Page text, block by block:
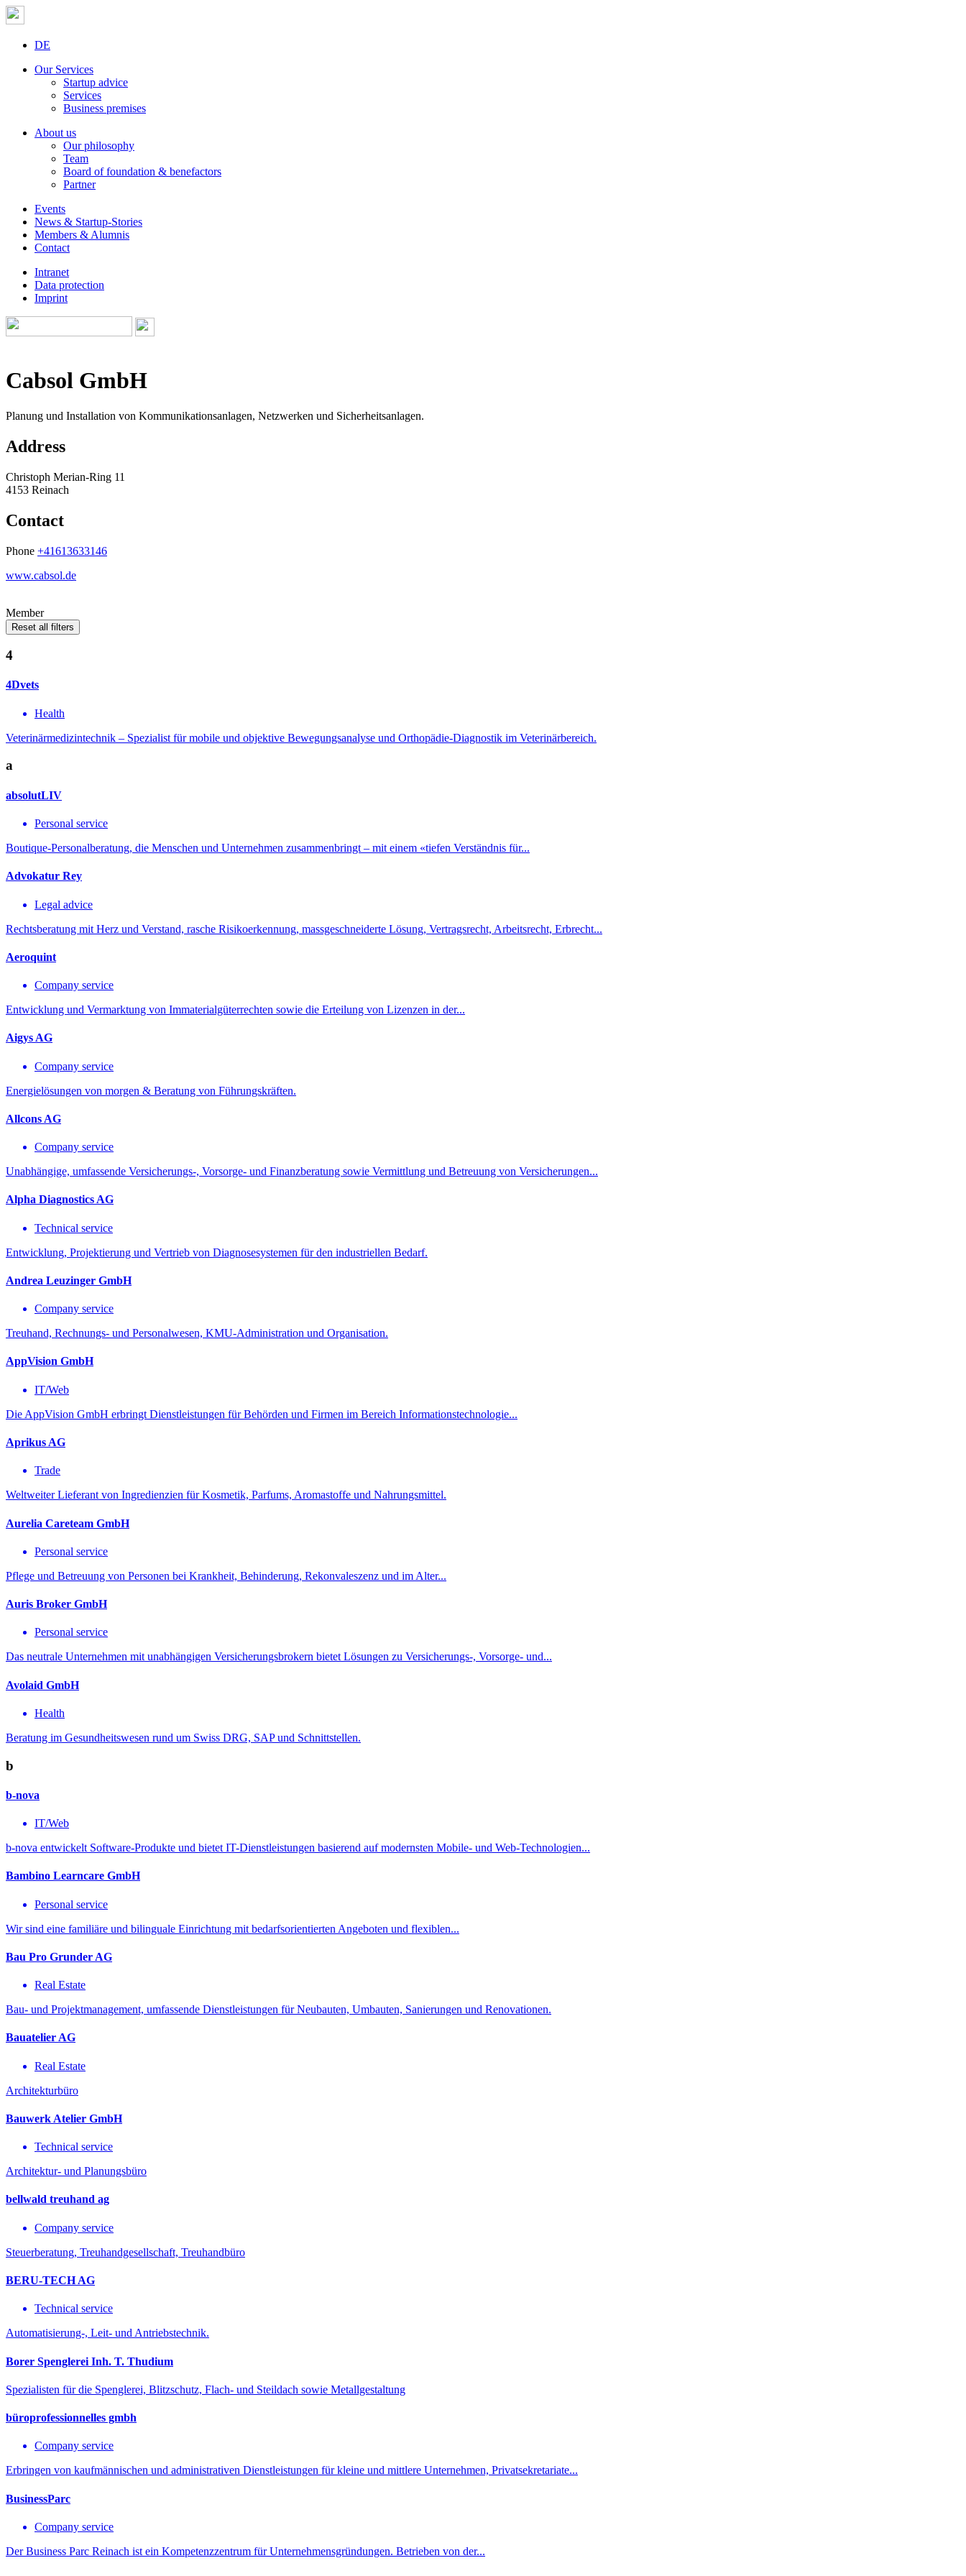
DE
Our Services
Startup advice
Services
Business premises
About us
Our philosophy
Team
Board of foundation & benefactors
Partner
Events
News & Startup-Stories
Members & Alumnis
Contact
Intranet
Data protection
Imprint
Cabsol GmbH
Planung und Installation von Kommunikationsanlagen, Netzwerken und Sicherheitsanlagen.
Address
Christoph Merian-Ring 11
4153 Reinach
Contact
Phone +41613633146
www.cabsol.de
Member
Reset all filters
4
4Dvets
Health
Veterinärmedizintechnik – Spezialist für mobile und objektive Bewegungsanalyse und Orthopädie-Diagnostik im Veterinärbereich.
a
absolutLIV
Personal service
Boutique-Personalberatung, die Menschen und Unternehmen zusammenbringt – mit einem «tiefen Verständnis für...
Advokatur Rey
Legal advice
Rechtsberatung mit Herz und Verstand, rasche Risikoerkennung, massgeschneiderte Lösung, Vertragsrecht, Arbeitsrecht, Erbrecht...
Aeroquint
Company service
Entwicklung und Vermarktung von Immaterialgüterrechten sowie die Erteilung von Lizenzen in der...
Aigys AG
Company service
Energielösungen von morgen & Beratung von Führungskräften.
Allcons AG
Company service
Unabhängige, umfassende Versicherungs-, Vorsorge- und Finanzberatung sowie Vermittlung und Betreuung von Versicherungen...
Alpha Diagnostics AG
Technical service
Entwicklung, Projektierung und Vertrieb von Diagnosesystemen für den industriellen Bedarf.
Andrea Leuzinger GmbH
Company service
Treuhand, Rechnungs- und Personalwesen, KMU-Administration und Organisation.
AppVision GmbH
IT/Web
Die AppVision GmbH erbringt Dienstleistungen für Behörden und Firmen im Bereich Informationstechnologie...
Aprikus AG
Trade
Weltweiter Lieferant von Ingredienzien für Kosmetik, Parfums, Aromastoffe und Nahrungsmittel.
Aurelia Careteam GmbH
Personal service
Pflege und Betreuung von Personen bei Krankheit, Behinderung, Rekonvaleszenz und im Alter...
Auris Broker GmbH
Personal service
Das neutrale Unternehmen mit unabhängigen Versicherungsbrokern bietet Lösungen zu Versicherungs-, Vorsorge- und...
Avolaid GmbH
Health
Beratung im Gesundheitswesen rund um Swiss DRG, SAP und Schnittstellen.
b
b-nova
IT/Web
b-nova entwickelt Software-Produkte und bietet IT-Dienstleistungen basierend auf modernsten Mobile- und Web-Technologien...
Bambino Learncare GmbH
Personal service
Wir sind eine familiäre und bilinguale Einrichtung mit bedarfsorientierten Angeboten und flexiblen...
Bau Pro Grunder AG
Real Estate
Bau- und Projektmanagement, umfassende Dienstleistungen für Neubauten, Umbauten, Sanierungen und Renovationen.
Bauatelier AG
Real Estate
Architekturbüro
Bauwerk Atelier GmbH
Technical service
Architektur- und Planungsbüro
bellwald treuhand ag
Company service
Steuerberatung, Treuhandgesellschaft, Treuhandbüro
BERU-TECH AG
Technical service
Automatisierung-, Leit- und Antriebstechnik.
Borer Spenglerei Inh. T. Thudium
Spezialisten für die Spenglerei, Blitzschutz, Flach- und Steildach sowie Metallgestaltung
büroprofessionnelles gmbh
Company service
Erbringen von kaufmännischen und administrativen Dienstleistungen für kleine und mittlere Unternehmen, Privatsekretariate...
BusinessParc
Company service
Der Business Parc Reinach ist ein Kompetenzzentrum für Unternehmensgründungen. Betrieben von der...